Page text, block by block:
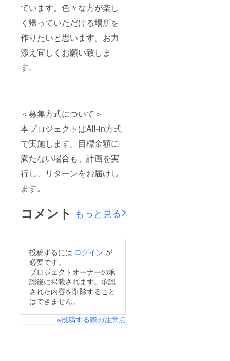
ています。色々な方が楽し
く帰っていただける場所を
作りたいと思います。お力
添え宜しくお願い致しま
す。
＜募集方式について＞
本プロジェクトはAll-in方式
で実施します。目標金額に
満たない場合も、計画を実
行し、リターンをお届けし
ます。
コメント もっと見る
投稿するには ログイン が
必要です。
プロジェクトオーナーの承
認後に掲載されます。承認
された内容を削除すること
はできません。
※投稿する際の注意点